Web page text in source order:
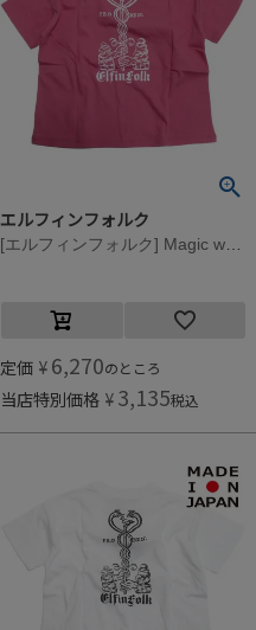
エルフィンフォルク
定価 ¥ 6,270のところ
当店特別価格 ¥ 3,135税込